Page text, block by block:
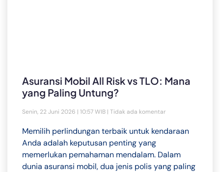
Asuransi Mobil All Risk vs TLO: Mana
yang Paling Untung?
Senin, 22 Juni 2026 | 10:57 WIB Tidak ada komentar
Memilih perlindungan terbaik untuk kendaraan
Anda adalah keputusan penting yang
memerlukan pemahaman mendalam. Dalam
dunia asuransi mobil, dua jenis polis yang paling